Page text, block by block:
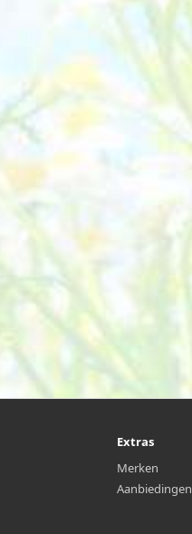
Extras
Merken
Aanbiedingen